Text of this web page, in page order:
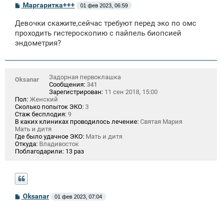
С
б
щ
е
н
е
Маргаритка+++ 01 фев 2023, 06:59
Девочки скажите,сейчас требуют перед эко по омс
проходить гистероскопию с пайпель биопсией
эндометрия?
Oksanar
Задорная первоклашка
Сообщения: 341
Зарегистрирован: 11 сен 2018, 15:00
Пол: Женский
Сколько попыток ЭКО: 3
Стаж бесплодия: 9
В каких клиниках проводилось лечение: Святая Мария
Мать и дитя
Где было удачное ЭКО: Мать и дитя
Откуда: Владивосток
Поблагодарили: 13 раз
СOksanar 01 фев 2023, 07:04